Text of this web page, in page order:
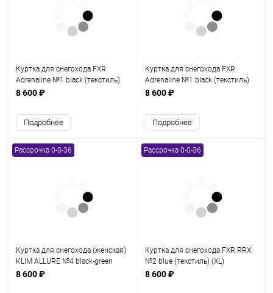
Куртка для снегохода FXR
Adrenaline №1 black (текстиль)
(XL)
8 600 ₽
Подробнее
Куртка для снегохода FXR
Adrenaline №1 black (текстиль)
(XXL)
8 600 ₽
Подробнее
Рассрочка 0-0-36
Куртка для снегохода (женская)
KLIM ALLURE №4 black-green
(текстиль) (L)
8 600 ₽
Рассрочка 0-0-36
Куртка для снегохода FXR RRX
№2 blue (текстиль) (XL)
8 600 ₽